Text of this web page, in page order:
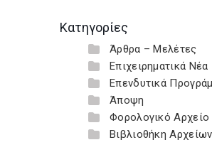
Κατηγορίες
Άρθρα – Μελέτες
Επιχειρηματικά Νέα
Επενδυτικά
Άποψη
Φορολογικό Αρχείο
Βιβλιοθήκη Αρχείων